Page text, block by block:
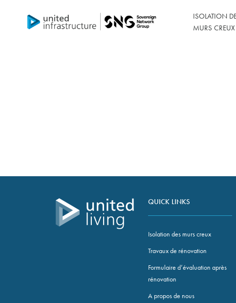
ISOLATION
MURS CREUX
Études de
QUICK LINKS
Isolation des murs creux
Travaux de rénovation
Formulaire d’évaluation après
rénovation
A propos de nous